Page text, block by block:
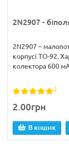
2N2907 -
2N2907 –
корпусі TO-92.
колектора 600
2
2.00грн
В кошик